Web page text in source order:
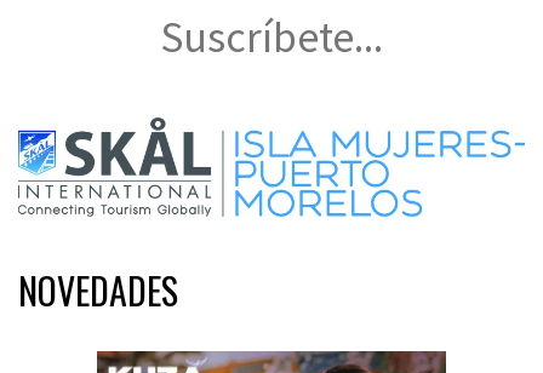
Suscríbete...
NOVEDADES